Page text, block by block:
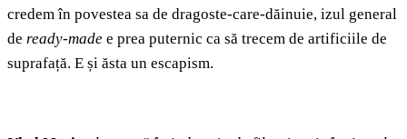
credem în povestea sa de dragoste-care-dăinuie, izul general
de ready-made e prea puternic ca să trecem de artificiile de
suprafață. E și ăsta un escapism.